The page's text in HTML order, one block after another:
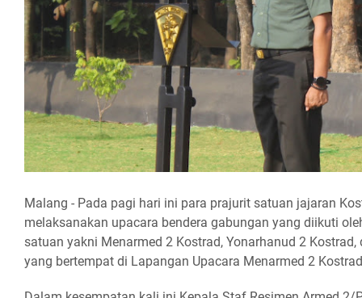
Malang - Pada pagi hari ini para prajurit satuan jajaran
melaksanakan upacara bendera gabungan yang diikuti
satuan yakni Menarmed 2 Kostrad, Yonarhanud 2 Kostrad,
yang bertempat di Lapangan Upacara Menarmed 2